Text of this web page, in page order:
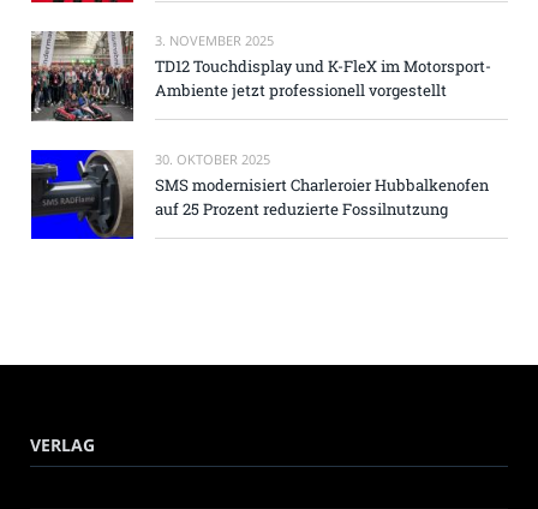
3. NOVEMBER 2025
TD12 Touchdisplay und K-FleX im Motorsport-
Ambiente jetzt professionell vorgestellt
30. OKTOBER 2025
SMS modernisiert Charleroier Hubbalkenofen
auf 25 Prozent reduzierte Fossilnutzung
VERLAG